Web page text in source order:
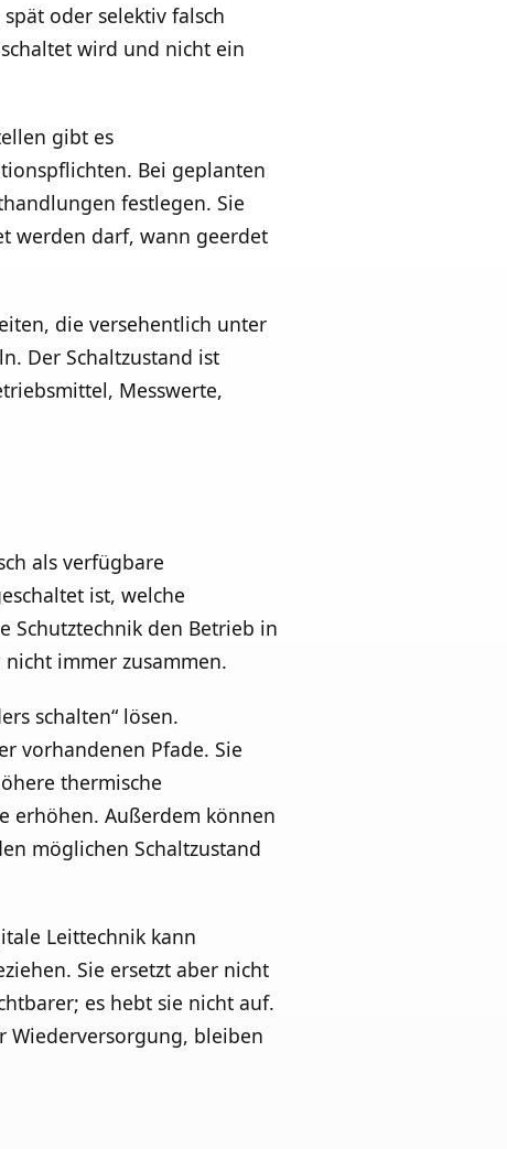
oder selektiv falsch
wird und nicht ein
gibt es
Bei geplanten
festlegen. Sie
werden darf, wann geerdet
die versehentlich unter
Der Schaltzustand ist
Messwerte,
als verfügbare
ist, welche
Schutztechnik den Betrieb in
immer zusammen.
schalten“ lösen.
vorhandenen Pfade. Sie
thermische
erhöhen. Außerdem können
möglichen Schaltzustand
Leittechnik kann
Sie ersetzt aber nicht
es hebt sie nicht auf.
Wiederversorgung, bleiben